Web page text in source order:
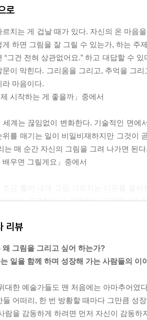
로
르치는 게 겁날 때가 있다. 자신의 온 마음
게 하면 그림을 잘 그릴 수 있는가, 하는 주
“그건 전혀 상관없어요.” 하고 대답할 수
문이 막힌다. 그리움을 그리고, 추억을 그
라 마음이다.
시작하는 게 좋을까」중에서
세계는 끊임없이 변화한다. 기술적인 면
위를 매기는 일이 비일비재하지만 그것이
는 매 순간 자신의 그림을 그려 나가면 된
배우면 그릴게요」중에서
야기가 궁금하고 그 결과물이 궁금해서가
고 싶은 사람을 가르치는 마음」중에서
현대미술 작품을 감상하는 중이라고?” “네.
이를 현대미술과 연관 짓는 게 귀엽다. 둘
잡이로 물감을 넣고 휘저으며 난장을 칠
다. 변화를 관찰하고 그것에 연결 지어 특
리뷰
왜 그림을 그리고 싶어 하는가?
일을 함께 하며 성장해 가는 사람들의 이
대한 예술가들도 맨 처음에는 아마추어였
들 어떠리, 한 번 방황할 때마다 그만큼 성
람을 감동하게 하려면 먼저 자신이 감동하